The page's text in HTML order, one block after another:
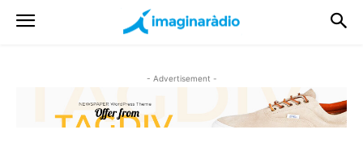
- Advertisement -